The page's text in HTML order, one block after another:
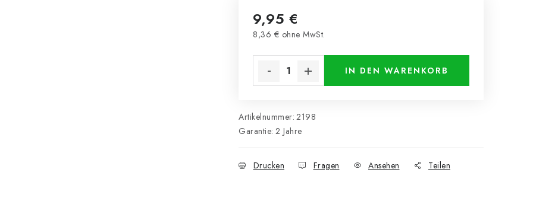
9,95 €
8,36 € ohne MwSt.
IN DEN WARENKORB
Artikelnummer: 2198
Garantie: 2 Jahre
Drucken Fragen Ansehen Teilen